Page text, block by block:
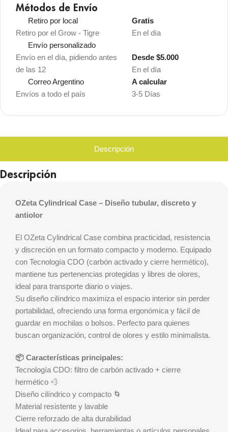
Métodos de Envío
Retiro por local
Retiro por el Grow - Tigre
En el día
Gratis
Envío personalizado
Envío en el día, pidiendo antes
de las 12
En el día
Desde $5.000
Correo Argentino
Envíos a todo el país
3-5 Días
A calcular
Descripción
Descripción
OZeta Cylindrical Case – Diseño tubular, discreto y
antiolor
El OZeta Cylindrical Case combina practicidad, resistencia
y discreción en un formato compacto y moderno. Equipado
con Tecnología CDO (carbón activado y cierre hermético),
mantiene tus pertenencias protegidas y libres de olores,
ideal para transporte diario o viajes.
Su diseño cilíndrico maximiza el espacio interior sin perder
portabilidad, ofreciendo una forma ergonómica y fácil de
guardar en mochilas o bolsos. Perfecto para quienes
buscan organización, control de olores y estilo minimalista.
📦 Características principales:
Tecnología CDO: filtro de carbón activado + cierre
hermético 💨
Diseño cilíndrico y compacto 🌀
Material resistente y lavable
Cierre reforzado de alta durabilidad